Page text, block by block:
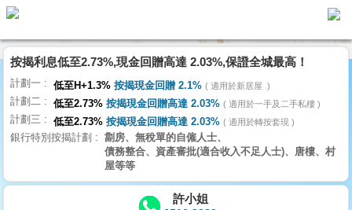
代
理
主
頁
搵
樓/
交
按揭利息低至2.73%,現金回贈高達 2.03%,保證全城最高！
計劃一 低至H+1.3% 按揭現金回贈 2.1% 適用於新居屋
計劃二 低至2.73% 按揭現金回贈高達 2.03% 適用於一手及二手私樓
計劃三 低至2.73% 按揭現金回贈高達 2.03% 適用於轉按套現
銀行特別按揭計劃
劏房、無稅單的自僱人士、
債務整合、資產審批(適合收入不足人士)、唐樓、村
屋等等
許小姐